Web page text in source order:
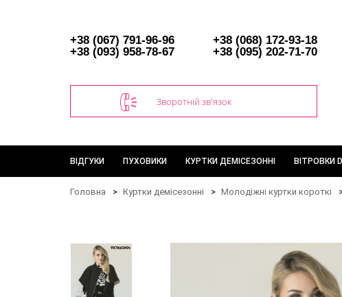
+38 (067) 791-96-96
+38 (068) 172-93-18
+38 (093) 958-78-67
+38 (095) 202-71-70
Зворотній зв'язок
ВІДГУКИ ПУХОВИКИ КУРТКИ ДЕМІСЕЗОННІ ВІТРОВКИ
Головна Куртки демісезонні Молодіжні куртки короткі